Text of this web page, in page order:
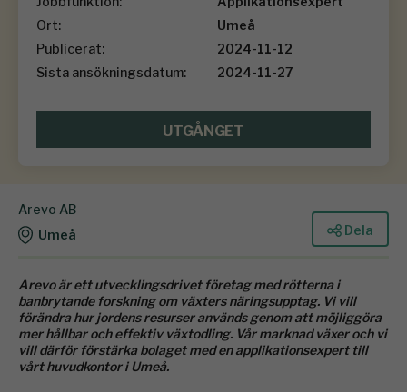
Ort:
Umeå
Publicerat:
2024-11-12
Sista ansökningsdatum:
2024-11-27
UTGÅNGET
Arevo AB
Umeå
Dela
Arevo är ett utvecklingsdrivet företag med rötterna i
banbrytande forskning om växters näringsupptag. Vi vill
förändra hur jordens resurser används genom att möjliggöra
mer hållbar och effektiv växtodling. Vår marknad växer och vi
vill därför förstärka bolaget med en applikationsexpert till
vårt huvudkontor i Umeå.